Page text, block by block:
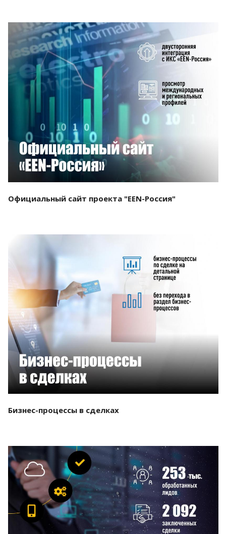
Смотреть проект
Официальный сайт проекта "EEN-Россия"
Бизнес-процессы в сделках
Смотреть проект